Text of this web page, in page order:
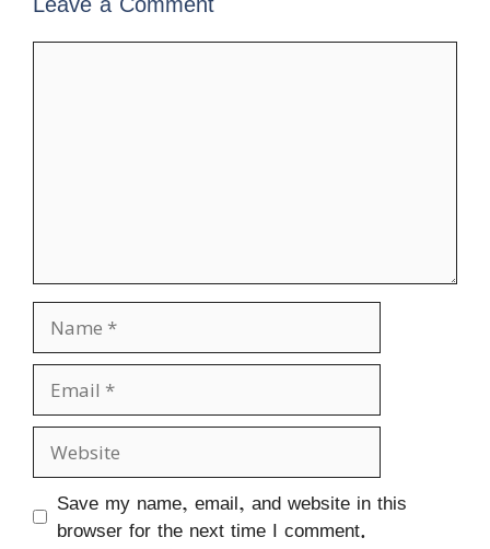
Name
Email
Website
Save my name, email, and website in this
browser for the next time I comment.